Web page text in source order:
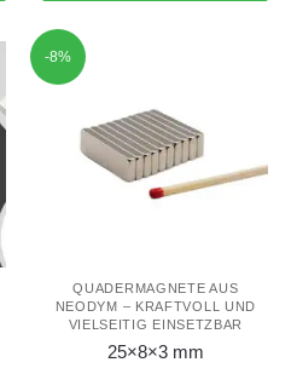
-8%
QUADERMAGNETE AUS
NEODYM – KRAFTVOLL UND
VIELSEITIG EINSETZBAR
25×8×3 mm